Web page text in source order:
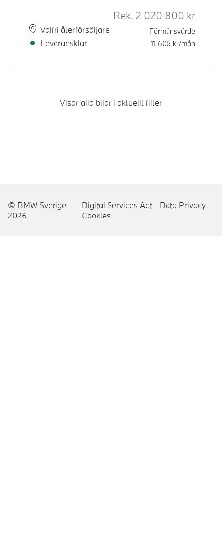
PlatsValfri återförsäljare
Leveranstid
Leveransklar
Rek.
Rek. 2 020 800 kr
Förmånsvärde
11 606 kr/mån
Visar alla bilar i aktuellt filter
© BMW Sverige
2026
Digital Services Act
Data Privacy
Cookies